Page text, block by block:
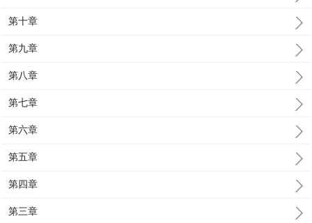
第十章
第九章
第八章
第七章
第六章
第五章
第四章
第三章